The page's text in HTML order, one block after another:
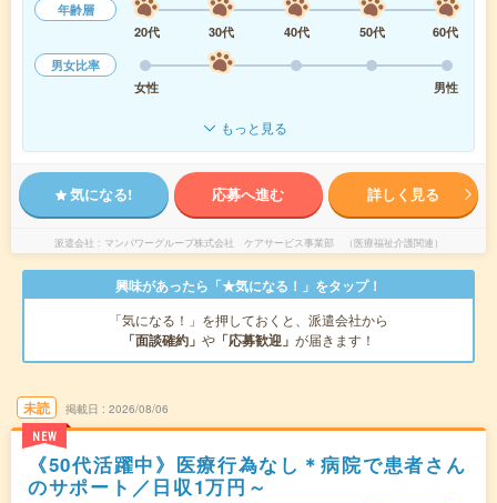
年齢層
20代
30代 40代 50代
60代
男女比率
女性
男性
もっと見る
気になる! 応募へ進む 詳しく見る
派遣会社 マンパワーグループ株式会社 ケアサービス事業部 （医療福祉介護関連）
興味があったら「★気になる！」をタップ！
「気になる！」を押しておくと、派遣会社から
「面談確約」 や 「応募歓迎」 が届きます！
未読
NEW
掲載日 2026/08/06
《50代活躍中》医療行為なし＊病院で患者さん
のサポート／日収1万円～